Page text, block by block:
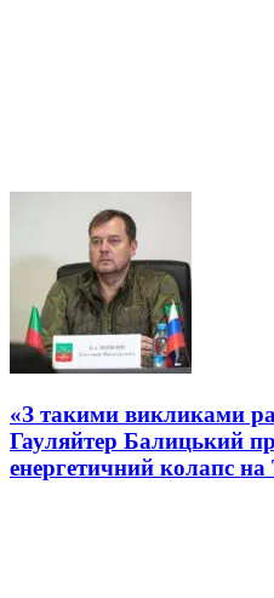
«З такими викликами
Гауляйтер Балицький
енергетичний колапс на